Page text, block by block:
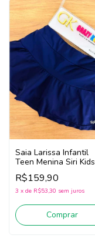
Saia Larissa Infantil
Teen Menina Siri Kids
Sports Trilobal 44038
(Marinho)
R$159,90
3 x de R$53,30 sem juros
Comprar